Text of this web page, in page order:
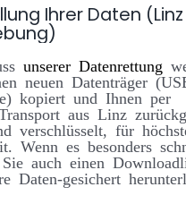
Ihrer Daten
unserer Datenrettung
neuen Datenträger
kopiert und Ihnen per
aus Linz
verschlüsselt, für
Wenn es besonders
auch einen
Daten-gesichert